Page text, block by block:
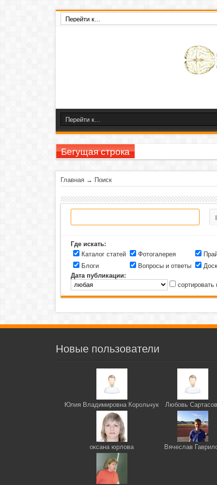
Бегущая строка
Главная → Поиск
Где искать:
Каталог статей
Фотогалерея
Блоги
Вопросы и ответы
Дата публикации:
сортировать
Новые пользователи
Юлия Владимировна Корольчук Любовь
оксана юрлова Вячеслав